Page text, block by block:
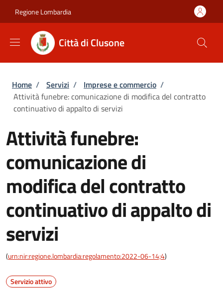
Regione Lombardia
Città di Clusone
Briciole di pane
Home / Servizi / Imprese e commercio /
Attività funebre: comunicazione di modifica del contratto
continuativo di appalto di servizi
Attività funebre:
comunicazione di
modifica del contratto
continuativo di appalto di
servizi
(urn:nir:regione.lombardia:regolamento:2022-06-14;4)
Servizio attivo